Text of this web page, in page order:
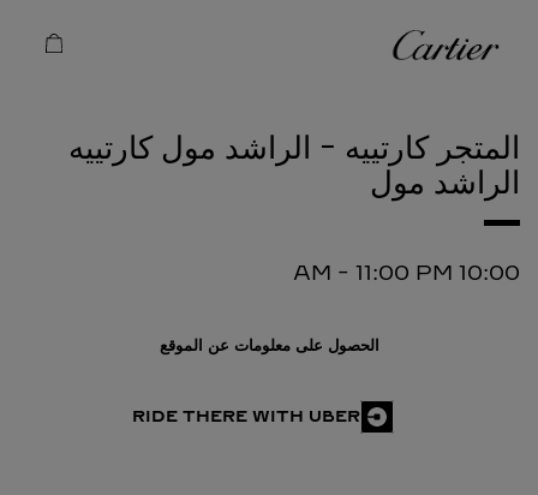
كارتييه
المتجر كارتييه - الراشد مول كارتييه
الراشد مول
10:00 AM
- 11:00 PM
الحصول على معلومات عن الموقع
RIDE THERE WITH UBER